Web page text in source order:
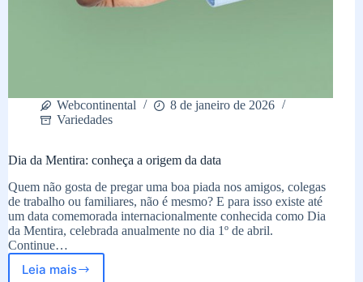
Webcontinental
8 de janeiro de 2026
Variedades
Dia da Mentira: conheça a origem da data
Quem não gosta de pregar uma boa piada nos amigos, colegas
de trabalho ou familiares, não é mesmo? E para isso existe até
um data comemorada internacionalmente conhecida como Dia
da Mentira, celebrada anualmente no dia 1º de abril.
Continue…
Leia mais
Dia